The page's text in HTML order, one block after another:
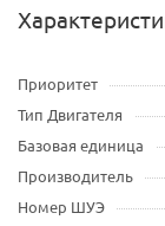
Приоритет
Тип Двигателя
Базовая единица
Производитель
Номер ШУЭ